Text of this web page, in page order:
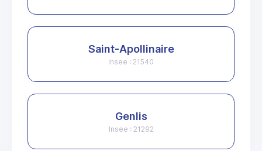
Saint-Apollinaire
Insee : 21540
Genlis
Insee : 21292